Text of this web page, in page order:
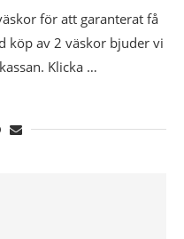
för att garanterat få
köp av 2 väskor bjuder vi
Klicka …